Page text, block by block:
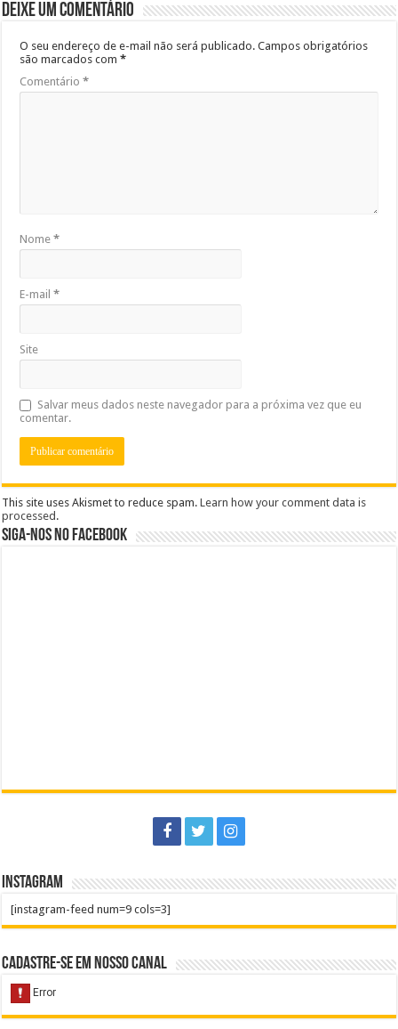
Deixe um comentário
O seu endereço de e-mail não será publicado. Campos obrigatórios
são marcados com*
Comentário*
Nome*
E-mail*
Site
Salvar meus dados neste navegador para a próxima vez que eu
comentar.
This site uses Akismet to reduce spam.Learn how your comment data is
processed .
Siga-nos no Facebook
Instagram
[instagram-feed num=9 cols=3]
Cadastre-se em nosso Canal